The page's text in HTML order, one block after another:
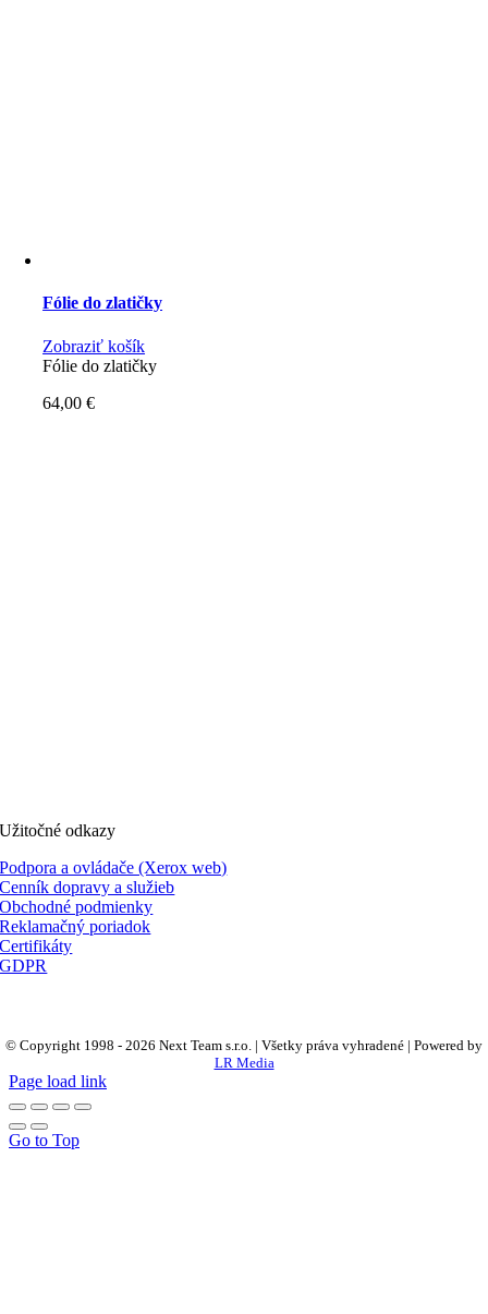
Fólie do zlatičky
Zobraziť košík
Fólie do zlatičky
64,00€
Užitočné odkazy
Podpora a ovládače (Xerox web)
Cenník dopravy a služieb
Obchodné podmienky
Reklamačný poriadok
Certifikáty
GDPR
© Copyright 1998 - 2026 Next Team s.r.o. | Všetky práva vyhradené | Powered by
LR Media
Page load link
Go to Top